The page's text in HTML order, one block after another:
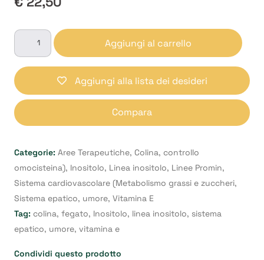
Inosima
Complex
30
quantità
Aggiungi al carrello
Aggiungi alla lista dei desideri
Compara
Categorie: Aree Terapeutiche, Colina, controllo
omocisteina), Inositolo, Linea inositolo, Linee Promin,
Sistema cardiovascolare (Metabolismo grassi e zuccheri,
Sistema epatico, umore, Vitamina E
Tag: colina, fegato, Inositolo, linea inositolo, sistema
epatico, umore, vitamina e
Condividi questo prodotto